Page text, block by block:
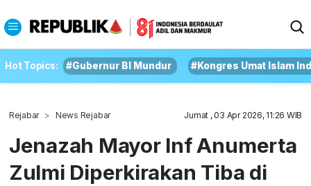
Hot Topics: #Gubernur BI Mundur #Kongres Umat Islam
Rejabar News Rejabar Jumat , 03 Apr 2026, 11:26 WIB
Jenazah Mayor Inf Anumerta
Zulmi Diperkirakan Tiba di